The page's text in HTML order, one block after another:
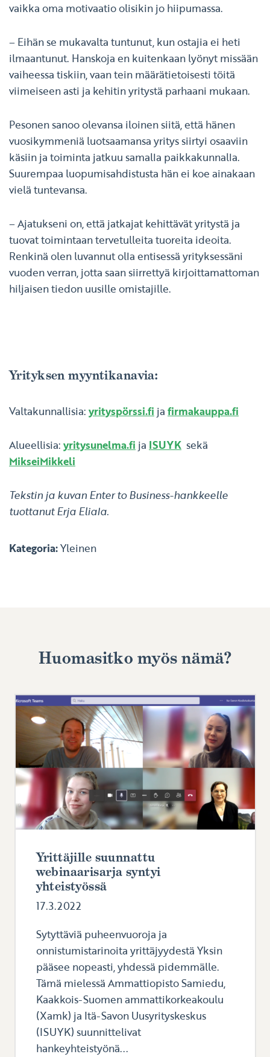
vaikka oma motivaatio olisikin jo hiipumassa.
– Eihän se mukavalta tuntunut, kun ostajia ei heti
ilmaantunut. Hanskoja en kuitenkaan lyönyt missään
vaiheessa tiskiin, vaan tein määrätietoisesti töitä
viimeiseen asti ja kehitin yritystä parhaani mukaan.
Pesonen sanoo olevansa iloinen siitä, että hänen
vuosikymmeniä luotsaamansa yritys siirtyi osaaviin
käsiin ja toiminta jatkuu samalla paikkakunnalla.
Suurempaa luopumisahdistusta hän ei koe ainakaan
vielä tuntevansa.
– Ajatukseni on, että jatkajat kehittävät yritystä ja
tuovat toimintaan tervetulleita tuoreita ideoita.
Renkinä olen luvannut olla entisessä yrityksessäni
vuoden verran, jotta saan siirrettyä kirjoittamattoman
hiljaisen tiedon uusille omistajille.
Yrityksen myyntikanavia:
Valtakunnallisia: yrityspörssi.fi ja firmakauppa.fi
Alueellisia: yritysunelma.fi ja ISUYK sekä
MikseiMikkeli
Tekstin ja kuvan Enter to Business-hankkeelle
tuottanut Erja Eliala.
Kategoria:Yleinen
Huomasitko myös nämä?
Yrittäjille suunnattu
webinaarisarja syntyi
yhteistyössä
17.3.2022
Sytyttäviä puheenvuoroja ja
onnistumistarinoita yrittäjyydestä Yksin
pääsee nopeasti, yhdessä pidemmälle.
Tämä mielessä Ammattiopisto Samiedu,
Kaakkois-Suomen ammattikorkeakoulu
(Xamk) ja Itä-Savon Uusyrityskeskus
(ISUYK) suunnittelivat
hankeyhteistyönä...